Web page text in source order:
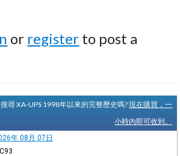
or register to post a
尋 XA-UPS 1998年以來的完整歷史嗎?現在購買，一
小時內即可收到。
年 08月 07日